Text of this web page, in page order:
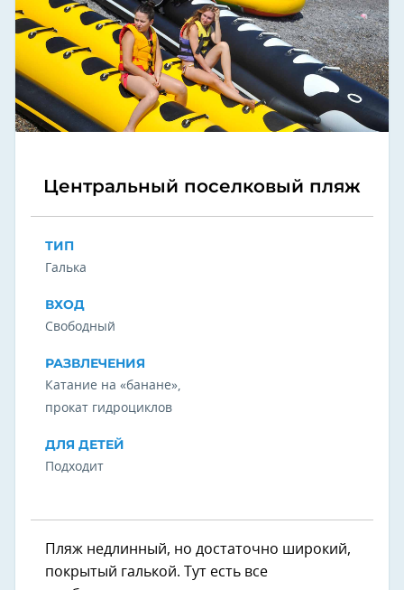
Центральный поселковый пляж
ТИП
Галька
ВХОД
Свободный
РАЗВЛЕЧЕНИЯ
Катание на «банане»,
прокат гидроциклов
ДЛЯ ДЕТЕЙ
Подходит
Пляж недлинный, но достаточно широкий,
покрытый галькой. Тут есть все